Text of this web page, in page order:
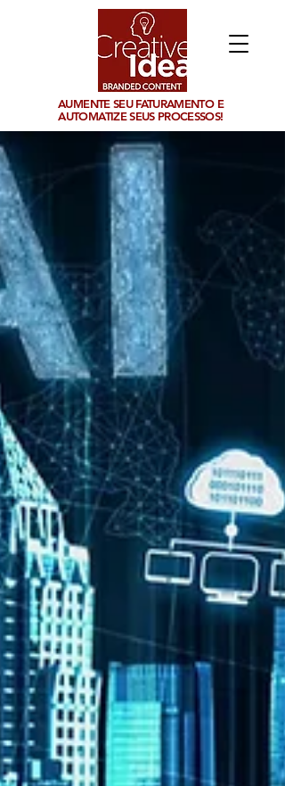
AUMENTE SEU FATURAMENTO E
AUTOMATIZE SEUS PROCESSOS!